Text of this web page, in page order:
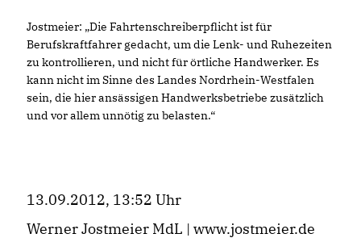
Jostmeier: „Die Fahrtenschreiberpflicht ist für
Berufskraftfahrer gedacht, um die Lenk- und Ruhezeiten
zu kontrollieren, und nicht für örtliche Handwerker. Es
kann nicht im Sinne des Landes Nordrhein-Westfalen
sein, die hier ansässigen Handwerksbetriebe zusätzlich
und vor allem unnötig zu belasten.“
13.09.2012, 13:52 Uhr
Werner Jostmeier MdL | www.jostmeier.de